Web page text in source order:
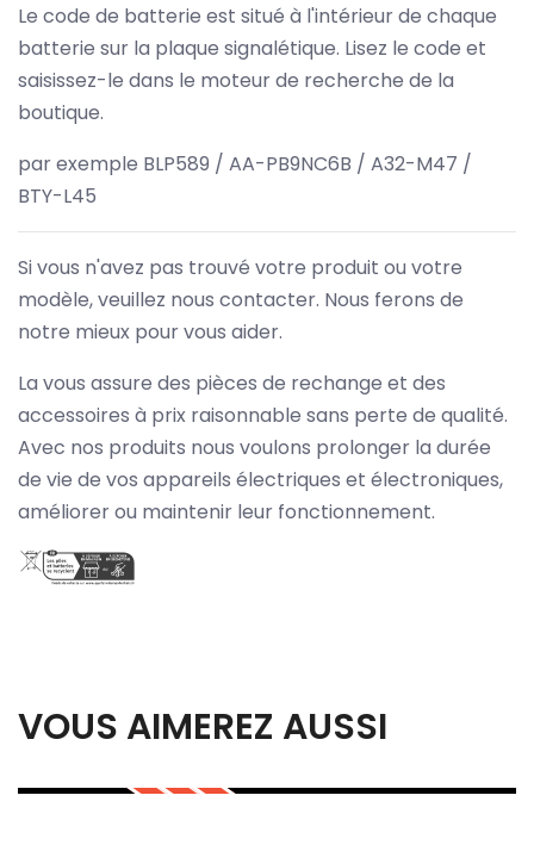
Le code de batterie est situé à l'intérieur de chaque
batterie sur la plaque signalétique. Lisez le code et
saisissez-le dans le moteur de recherche de la
boutique.
par exemple BLP589 / AA-PB9NC6B / A32-M47 /
BTY-L45
Si vous n'avez pas trouvé votre produit ou votre
modèle, veuillez nous contacter. Nous ferons de
notre mieux pour vous aider.
La vous assure des pièces de rechange et des
accessoires à prix raisonnable sans perte de qualité.
Avec nos produits nous voulons prolonger la durée
de vie de vos appareils électriques et électroniques,
améliorer ou maintenir leur fonctionnement.
VOUS AIMEREZ AUSSI